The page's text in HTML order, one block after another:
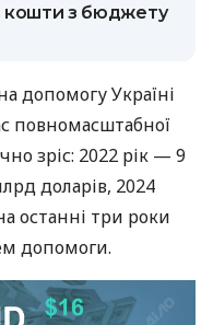
кошти з бюджету
допомогу Україні
повномасштабної
зріс: 2022 рік — 9
доларів, 2024
останні три роки
допомоги.